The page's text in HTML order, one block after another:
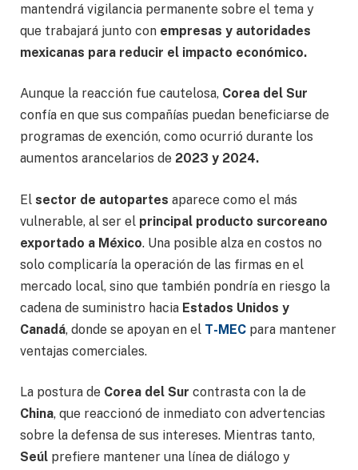
mantendrá vigilancia permanente sobre el tema y
que trabajará junto con empresas y autoridades
mexicanas para reducir el impacto económico.
Aunque la reacción fue cautelosa, Corea del Sur
confía en que sus compañías puedan beneficiarse de
programas de exención, como ocurrió durante los
aumentos arancelarios de 2023 y 2024.
El sector de autopartes aparece como el más
vulnerable, al ser el principal producto surcoreano
exportado a México. Una posible alza en costos no
solo complicaría la operación de las firmas en el
mercado local, sino que también pondría en riesgo la
cadena de suministro hacia Estados Unidos y
Canadá, donde se apoyan en el T-MEC para mantener
ventajas comerciales.
La postura de Corea del Sur contrasta con la de
China, que reaccionó de inmediato con advertencias
sobre la defensa de sus intereses. Mientras tanto,
Seúl prefiere mantener una línea de diálogo y